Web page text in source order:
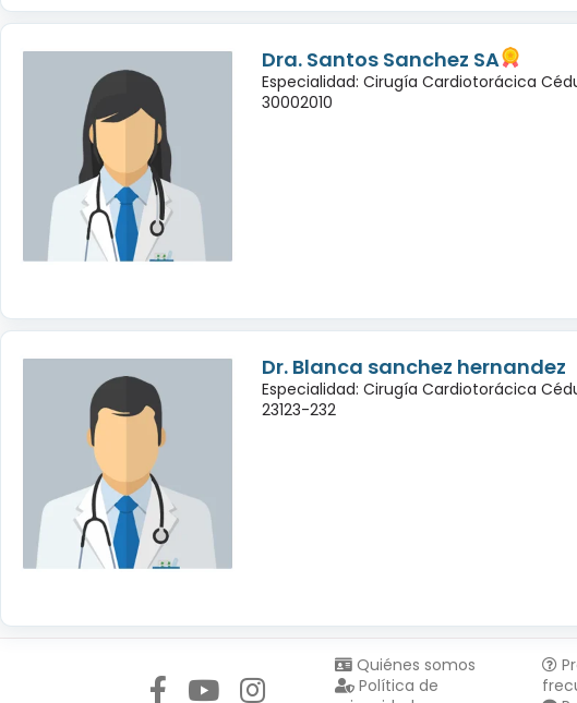
Dra. Santos Sanchez SA
Especialidad: Cirugía Cardiotorácica
30002010
Dr. Blanca sanchez hernandez
Especialidad: Cirugía Cardiotorácica
23123-232
Quiénes somos
Política de